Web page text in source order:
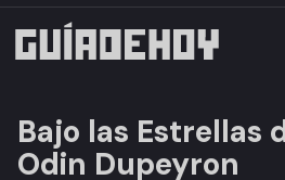
Bajo las Estrellas
Odin Dupeyron